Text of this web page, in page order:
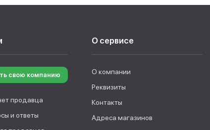
свою компанию
продавца
и ответы
О сервисе
О компании
Реквизиты
Контакты
Адреса магазинов